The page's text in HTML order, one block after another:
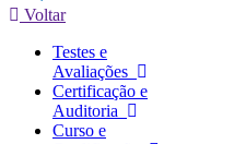
Voltar
Testes e
Avaliações
Certificação e
Auditoria
Curso e